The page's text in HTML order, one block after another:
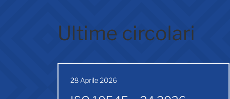
Ultime circolari
28 Aprile 2026